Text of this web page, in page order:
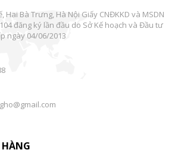
Hai Bà Trưng, Hà Nội Giấy CNĐKKD và MSDN
đăng ký lần đầu do Sở Kế hoạch và Đầu tư
ngày 04/06/2013